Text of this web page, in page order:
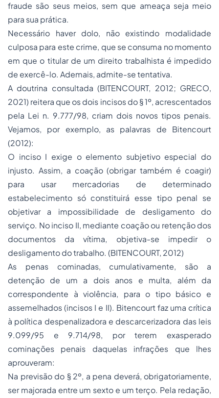
fraude são seus meios, sem que ameaça seja meio
para sua prática.
Necessário haver dolo, não existindo modalidade
culposa para este crime, que se consuma no momento
em que o titular de um direito trabalhista é impedido
de exercê-lo. Ademais, admite-se tentativa.
A doutrina consultada (BITENCOURT, 2012; GRECO,
2021) reitera que os dois incisos do § 1º, acrescentados
pela Lei n. 9.777/98, criam dois novos tipos penais.
Vejamos, por exemplo, as palavras de Bitencourt
(2012):
O inciso I exige o elemento subjetivo especial do
injusto. Assim, a coação (obrigar também é coagir)
para usar mercadorias de determinado
estabelecimento só constituirá esse tipo penal se
objetivar a impossibilidade de desligamento do
serviço. No inciso II, mediante coação ou retenção dos
documentos da vítima, objetiva-se impedir o
desligamento do trabalho. (BITENCOURT, 2012)
As penas cominadas, cumulativamente, são a
detenção de um a dois anos e multa, além da
correspondente à violência, para o tipo básico e
assemelhados (incisos I e II). Bitencourt faz uma crítica
à política despenalizadora e descarcerizadora das leis
9.099/95 e 9.714/98, por terem exasperado
cominações penais daquelas infrações que lhes
aprouveram:
Na previsão do § 2º, a pena deverá, obrigatoriamente,
ser majorada entre um sexto e um terço. Pela redação,